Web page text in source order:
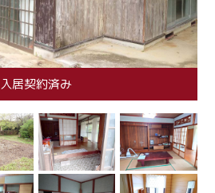
入居契約済み